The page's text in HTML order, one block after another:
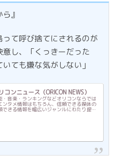
』
って呼び捨てにされるのが
し、「くっきーだった
ても嫌な気がしない」
コンニュース（ORICON NEWS）
・音楽・ランキングなどオリコンならでは
ンタメ情報はもちろん、信頼できる媒体の
できる情報を幅広いジャンルにわたり提供